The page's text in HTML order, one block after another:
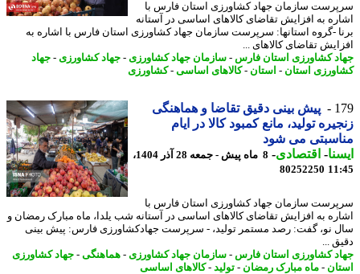
سازمان جهاد کشاورزی استان فارس با
به افزایش تقاضای کالاهای اساسی در آستانه
-گروه استانها: سرپرست سازمان جهاد کشاورزی استان فارس با اشاره به
تقاضای کالاهای ...
کشاورزی استان فارس-سازمان جهاد کشاورزی- جهاد کشاورزی- جهاد
استان-استان-کالاهای اساسی-کشاورزی
پیش بینی دقیق تقاضا و هماهنگی
تولید، مانع کمبود کالا در ایام
می شود
-اقتصادی-
8 ماه پیش - جمعه 28 آذر 1404،
80252250
سازمان جهاد کشاورزی استان فارس با
به افزایش تقاضای کالاهای اساسی در آستانه شب یلدا، ماه مبارک رمضان و
نو، گفت: رصد مستمر تولید، - سرپرست جهادکشاورزی فارس: پیش بینی
...
کشاورزی استان فارس-سازمان جهاد کشاورزی- هماهنگی-جهاد کشاورزی
-ماه مبارک رمضان-تولید-کالاهای اساسی